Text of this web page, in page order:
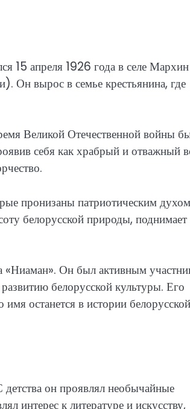
15 апреля 1926 года в селе Мархин
Он вырос в семье крестьянина, где
Великой Отечественной войны
себя как храбрый и отважный
пронизаны патриотическим
белорусской природы, поднимает
«Ниаман». Он был активным
белорусской культуры. Его
останется в истории белорусской
он проявлял необычайные
интерес к литературе и искусству,